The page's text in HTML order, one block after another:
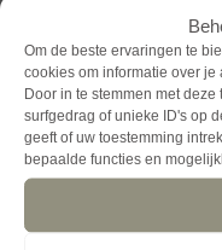
Om de beste ervaringen te
cookies om informatie over je
Door in te stemmen met
surfgedrag of unieke ID's op
geeft of uw toestemming
bepaalde functies en
>